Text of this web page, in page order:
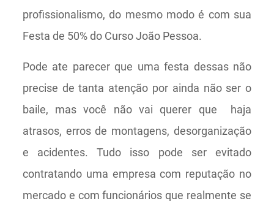
profissionalismo, do mesmo modo é com sua
Festa de 50% do Curso João Pessoa.
Pode ate parecer que uma festa dessas não
precise de tanta atenção por ainda não ser o
baile, mas você não vai querer que haja
atrasos, erros de montagens, desorganização
e acidentes. Tudo isso pode ser evitado
contratando uma empresa com reputação no
mercado e com funcionários que realmente se